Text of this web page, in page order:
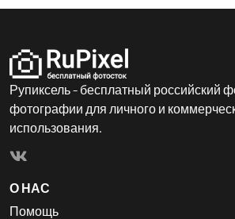
Рупиксель - бесплатный российский
фотографии для личного и
использования.
О НАС
Помощь